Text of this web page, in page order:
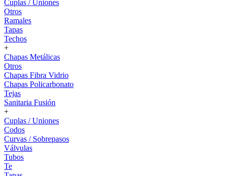
Cuplas / Uniones
Otros
Ramales
Tapas
Techos
+
Chapas Metálicas
Otros
Chapas Fibra Vidrio
Chapas Policarbonato
Tejas
Sanitaria Fusión
+
Cuplas / Uniones
Codos
Curvas / Sobrepasos
Válvulas
Tubos
Te